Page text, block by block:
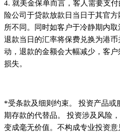
4. 就美金保单而言，客人需要支
险公司于贷款放款日当日于其官
所不同。同时如客户于冷静期内
退款当日的汇率将保费兑换为港
动，退款的金额会大幅减少，客
损失。
*受条款及细则约束。 投资产品或
期存款的代替品。 投资涉及风险
变成毫无价值。不构成专业投资